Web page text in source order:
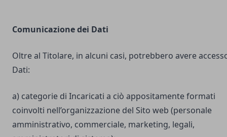
Comunicazione dei Dati
Oltre al Titolare, in alcuni casi, potrebbero avere
Dati:
a) categorie di Incaricati a ciò appositamente formati
coinvolti nell’organizzazione del Sito web (personale
amministrativo, commerciale, marketing, legali,